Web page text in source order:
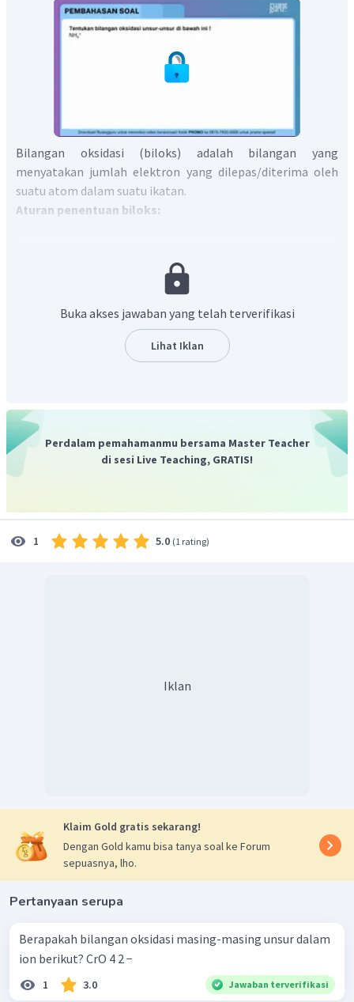
Bilangan oksidasi (biloks) adalah bilangan yang
menyatakan jumlah elektron yang dilepas/diterima oleh
suatu atom dalam suatu ikatan.
Aturan penentuan biloks:
Ion monoatom, biloks = muatan.
Senyawa netral, total biloks atom penyusunnya = 0.
Prioritas biloks:
H = +1
O = -2
Buka akses jawaban yang telah terverifikasi
Lihat Iklan
Perdalam pemahamanmu bersama Master Teacher
di sesi Live Teaching, GRATIS!
1 5.0 (1 rating)
Iklan
Klaim Gold gratis sekarang!
Dengan Gold kamu bisa tanya soal ke Forum
sepuasnya, lho.
Pertanyaan serupa
Berapakah bilangan oksidasi masing-masing unsur dalam
ion berikut? CrO 4 2 − ​
1 3.0 Jawaban terverifikasi